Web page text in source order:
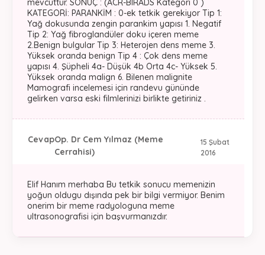
mevcuttur. SONUÇ : (ACR-BIRADS Kategori 0 )
KATEGORİ: PARANKİM : 0-ek tetkik gerekiyor Tip 1:
Yağ dokusunda zengin parankim yapısı 1. Negatif
Tip 2: Yağ fibroglandüler doku içeren meme
2.Benign bulgular Tip 3: Heterojen dens meme 3.
Yüksek oranda benign Tip 4 : Çok dens meme
yapısı 4. Şüpheli 4a- Düşük 4b Orta 4c- Yüksek 5.
Yüksek oranda malign 6. Bilenen malignite
Mamografi incelemesi için randevu gününde
gelirken varsa eski filmlerinizi birlikte getiriniz .
15 Şubat
2016
CevapOp. Dr Cem Yılmaz (Meme
Cerrahisi)
Elif Hanım merhaba Bu tetkik sonucu memenizin
yoğun oldugu dışında pek bir bilgi vermiyor. Benim
onerim bir meme radyologuna meme
ultrasonografisi için başvurmanızdır.